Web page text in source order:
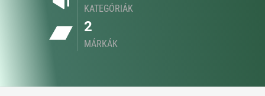
KATEGÓRIÁK
2
MÁRKÁK